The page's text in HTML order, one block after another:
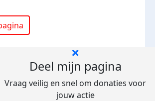
Deel mijn pagina
Vraag veilig en snel om donaties voor
jouw actie